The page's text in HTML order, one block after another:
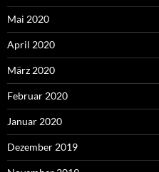
Mai 2020
April 2020
März 2020
Februar 2020
Januar 2020
Dezember 2019